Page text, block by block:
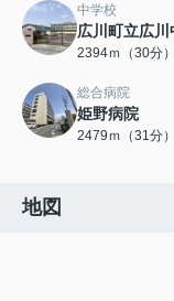
中学校
広川町立広川
2394ｍ（30分）
総合病院
姫野病院
2479ｍ（31分）
地図